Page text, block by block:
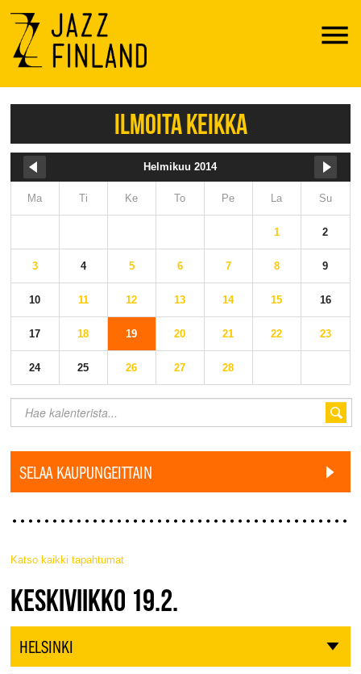
Menu
ILMOITA KEIKKA
Helmikuu 2014
Ma Ti Ke To Pe La Su
1 2
3 4 5 6 7 8 9
10 11 12 13 14 15 16
17 18 19 20 21 22 23
24 25 26 27 28
SELAA KAUPUNGEITTAIN
Katso kaikki tapahtumat
JAZZ FINLAND LIVE
KESKIVIIKKO 19.2.
HELSINKI